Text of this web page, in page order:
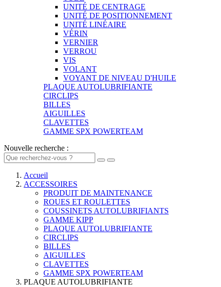
UNITÉ DE CENTRAGE
UNITÉ DE POSITIONNEMENT
UNITÉ LINÉAIRE
VÉRIN
VERNIER
VERROU
VIS
VOLANT
VOYANT DE NIVEAU D'HUILE
PLAQUE AUTOLUBRIFIANTE
CIRCLIPS
BILLES
AIGUILLES
CLAVETTES
GAMME SPX POWERTEAM
Nouvelle recherche :
Accueil
ACCESSOIRES
PRODUIT DE MAINTENANCE
ROUES ET ROULETTES
COUSSINETS AUTOLUBRIFIANTS
GAMME KIPP
PLAQUE AUTOLUBRIFIANTE
CIRCLIPS
BILLES
AIGUILLES
CLAVETTES
GAMME SPX POWERTEAM
PLAQUE AUTOLUBRIFIANTE